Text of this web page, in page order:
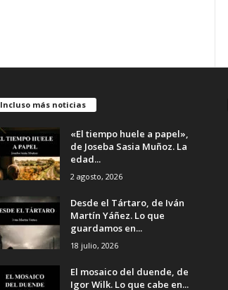
Incluso más noticias
«El tiempo huele a papel»,
de Joseba Sasia Muñoz. La
edad...
2 agosto, 2026
Desde el Tártaro, de Iván
Martín Yáñez. Lo que
guardamos en...
18 julio, 2026
El mosaico del duende, de
Igor Wilk. Lo que cabe en...